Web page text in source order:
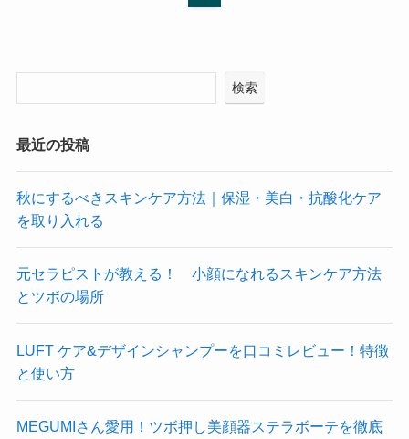
検索
最近の投稿
秋にするべきスキンケア方法｜保湿・美白・抗酸化ケア
を取り入れる
元セラピストが教える！ 小顔になれるスキンケア方法
とツボの場所
LUFT ケア&デザインシャンプーを口コミレビュー！特徴
と使い方
MEGUMIさん愛用！ツボ押し美顔器ステラボーテを徹底